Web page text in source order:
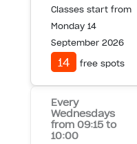
Classes start from
Monday 14
September 2026
14 free spots
Every
Wednesdays
from 09:15 to
10:00